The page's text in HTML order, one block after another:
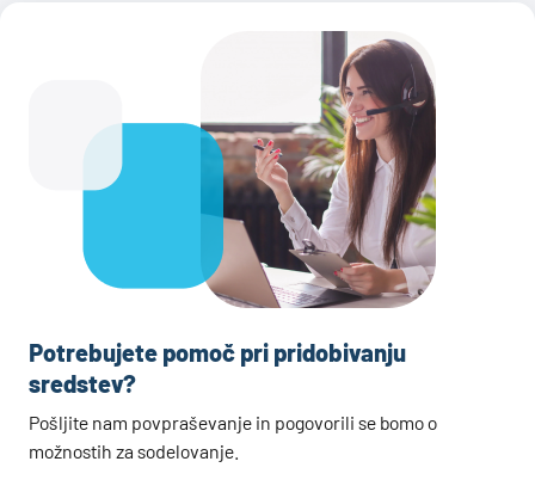
Potrebujete pomoč pri pridobivanju
sredstev?
Pošljite nam povpraševanje in pogovorili se bomo o
možnostih za sodelovanje.